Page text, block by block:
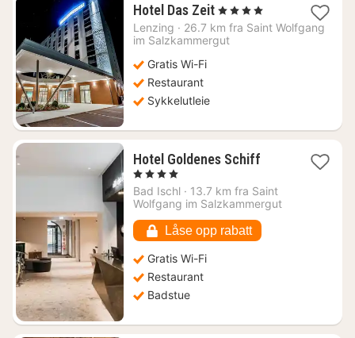
Hotel Das Zeit1
natt
fra
1503
, 4 Stjerner
Lenzing · 26.7 km fra Saint Wolfgang
im Salzkammergut
Gratis Wi-Fi
Restaurant
Sykkelutleie
Hotel Goldenes Schiff1
fra
2006
kr.
, 4 Stjerner
Bad Ischl · 13.7 km fra Saint
Wolfgang im Salzkammergut
Låse opp rabatt
Gratis Wi-Fi
Restaurant
Badstue